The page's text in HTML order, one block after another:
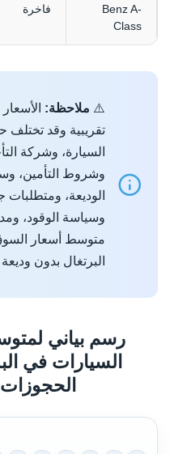
Benz A-
Class
فاخرة
⚠️ ملاحظة:
تقريبية وقد
السيارة، وشركة
وشروط التأمين،
الوديعة،
وسياسة الوقود،
متوسط أسعار
البرتغال بدون
رسم بياني
السيارات في